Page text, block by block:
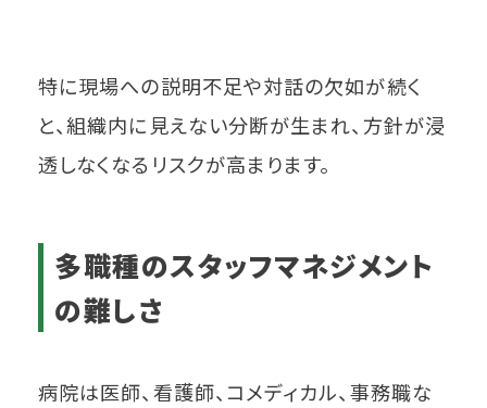
特に現場への説明不足や対話の欠如が続く
と、組織内に見えない分断が生まれ、方針が浸
透しなくなるリスクが高まります。
多職種のスタッフマネジメント
の難しさ
病院は医師、看護師、コメディカル、事務職な